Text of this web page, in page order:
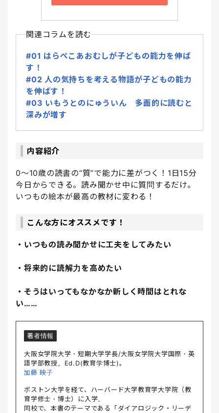
関連コラムを読む
#01 はらぺこあおむしが子どもの能力を伸ば
す！
#02 人の気持ちを考える物語が子どもの能力
を伸ばす！
#03 いもうとのにゅういん 多面的に読むと
深みが増す
内容紹介
0～10歳の読書の“質”で能力に差がつく！1日15分
今日からできる。読み聞かせ中に質問するだけ。
いつもの絵本が最高の教材に変わる！
こんな方にオススメです！
・いつもの読み聞かせに工夫をしてみたい
・将来的に読解力を高めたい
・そうはいってもなかなか新しく時間はとれな
い……
著者情報
大阪女学院大学・短期大学学長/大阪女学院大学国際・英
語学部教授。Ed.D(教育学博士)。
加藤 映子
ボストン大学を経て、ハーバード大学教育学大学院（教
育学修士・博士）に入学。
同校で、本書のテーマである「ダイアロジック・リーデ